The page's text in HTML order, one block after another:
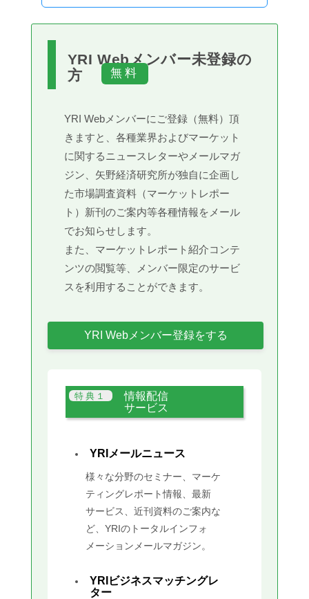
YRI Webメンバー未登録の
方
YRI Webメンバーにご登録（無料）頂
きますと、各種業界およびマーケット
に関するニュースレターやメールマガ
ジン、矢野経済研究所が独自に企画し
た市場調査資料（マーケットレポー
ト）新刊のご案内等各種情報をメール
でお知らせします。
また、マーケットレポート紹介コンテ
ンツの閲覧等、メンバー限定のサービ
スを利用することができます。
YRI Webメンバー登録をする
情報配信
サービス
YRIメールニュース
様々な分野のセミナー、マーケ
ティングレポート情報、最新
サービス、近刊資料のご案内な
ど、YRIのトータルインフォ
メーションメールマガジン。
YRIビジネスマッチングレ
ター